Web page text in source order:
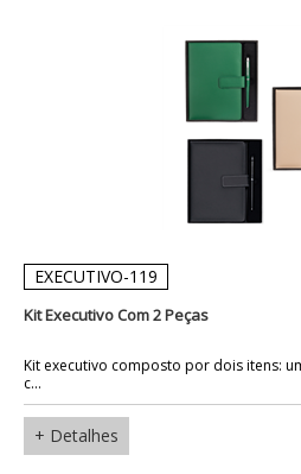
EXECUTIVO-119
Kit Executivo Com 2 Peças
Kit executivo composto por dois itens:
c...
+ Detalhes